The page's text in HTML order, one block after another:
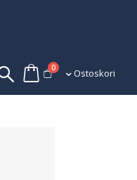
Ostoskori
0tuotettaOstoskori